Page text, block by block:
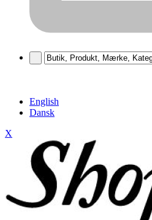
English
Dansk
X